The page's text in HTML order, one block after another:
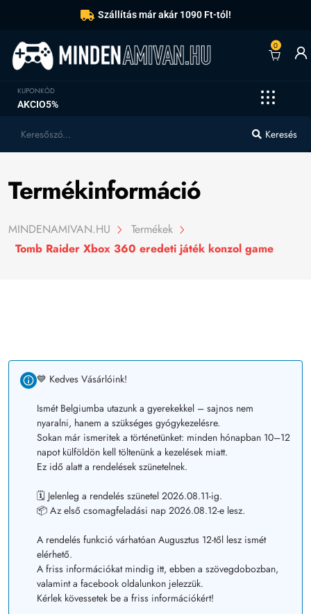
Szállítás már akár 1090 Ft-tól!
0
KUPONKÓD
AKCIO5%
Keresés
Termékinformáció
MINDENAMIVAN.HU
Termékek
Tomb Raider Xbox 360 eredeti játék konzol game
💙 Kedves Vásárlóink!
Ismét Belgiumba utazunk a gyerekekkel – sajnos nem
nyaralni, hanem a szükséges gyógykezelésre.
Sokan már ismeritek a történetünket: minden hónapban 10–12
napot külföldön kell töltenünk a kezelések miatt.
Ez idő alatt a rendelések szünetelnek.
🗓️ Jelenleg a rendelés szünetel 2026.08.11-ig.
📦 Az első csomagfeladási nap 2026.08.12-e lesz.
A rendelés funkció várhatóan Augusztus 12-től lesz ismét
elérhető.
A friss információkat mindig itt, ebben a szövegdobozban,
valamint a facebook oldalunkon jelezzük.
Kérlek kövessetek be a friss információkért!